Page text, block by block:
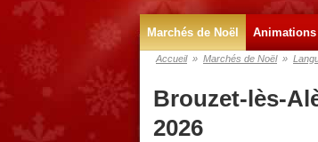
Marchés de Noël Animations
Accueil » Marchés de Noël »
Brouzet-lès-
2026